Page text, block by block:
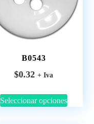
B0543
$0.32 + Iva
Seleccionar opciones